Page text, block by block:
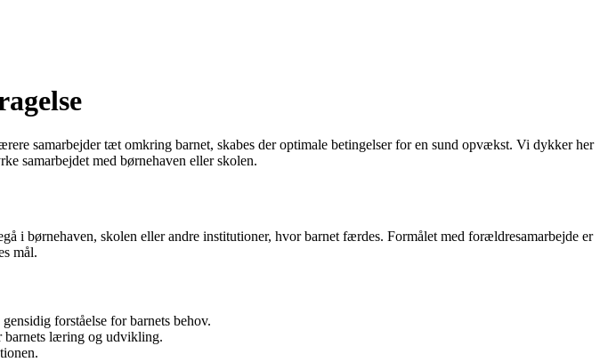
samarbejder tæt omkring barnet, skabes der optimale betingelser for en sund opvækst. Vi dykker her
samarbejdet med børnehaven eller skolen.
i børnehaven, skolen eller andre institutioner, hvor barnet færdes. Formålet med forældresamarbejde er
mål.
forståelse for barnets behov.
barnets læring og udvikling.